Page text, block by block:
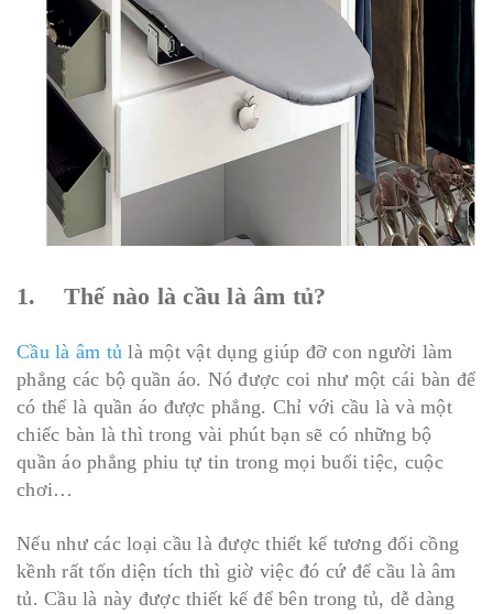
1. Thế nào là cầu là âm tủ?
Cầu là âm tủ là một vật dụng giúp đỡ con người làm
phẳng các bộ quần áo. Nó được coi như một cái bàn để
có thể là quần áo được phẳng. Chỉ với cầu là và một
chiếc bàn là thì trong vài phút bạn sẽ có những bộ
quần áo phẳng phiu tự tin trong mọi buổi tiệc, cuộc
chơi…
Nếu như các loại cầu là được thiết kế tương đối cồng
kềnh rất tốn diện tích thì giờ việc đó cứ để cầu là âm
tủ. Cầu là này được thiết kế để bên trong tủ, dễ dàng